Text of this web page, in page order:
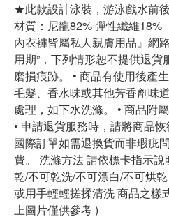
★此款設計泳裝，游泳戲水前
材質：尼龍82% 彈性纖維18%
內衣褲皆屬私人親膚用品』網
用期”，下列情形恕不提供退貨
磨損痕跡。 • 商品有使用後產
毛髮、香水味或其他芳香劑味
處理，如下水洗滌。 • 商品附
• 申請退貨服務時，請將商品
國際訂單如需退換貨而非瑕疵
費。 洗滌方法 請依標卡指示
乾/不可乾洗/不可漂白/不可烘
或用手輕輕搓揉清洗 商品之樣
上圖片僅供參考 )